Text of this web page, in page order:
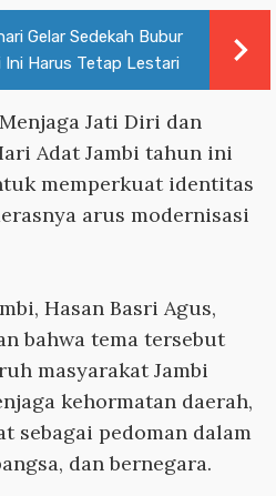
Gelar Sedekah Bubur
Ini Harus Tetap Lestari
Jati Diri dan
Adat Jambi tahun ini
memperkuat identitas
arus modernisasi
Hasan Basri Agus,
bahwa tema tersebut
masyarakat Jambi
kehormatan daerah,
sebagai pedoman dalam
dan bernegara.